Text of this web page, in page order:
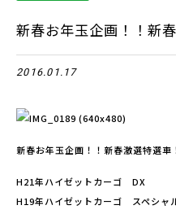
新春お年玉企画！！新
2016.01.17
新春お年玉企画！！新春激選特選車
H21年ハイゼットカーゴ DX
H19年ハイゼットカーゴ スペシャ